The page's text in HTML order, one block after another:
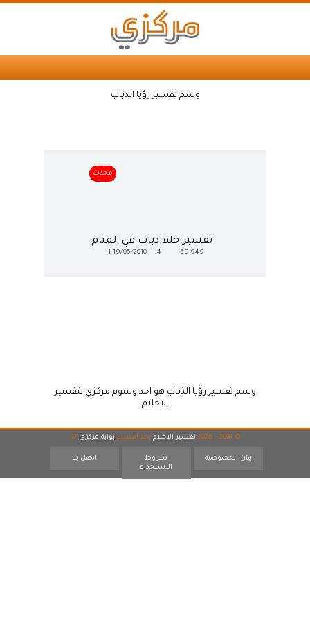
وسم تفسير رؤيا الذباب
محدث
تفسير حلم ذباب في المنام
59,949
19/05/2010
1
وسم تفسير رؤيا الذباب هو احد وسوم مركزي لتفسير
الاحلام
© 2007 - 2026 تفسير الاحلام احد اقسام بوابة مركزي 17
بيان الخصوصية
شروط
الاستخدام
اتصل بنا